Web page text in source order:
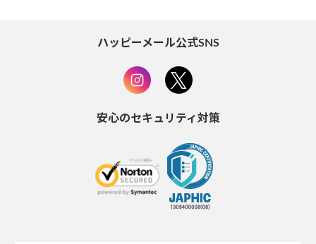
ハッピーメール公式SNS
安心のセキュリティ対策